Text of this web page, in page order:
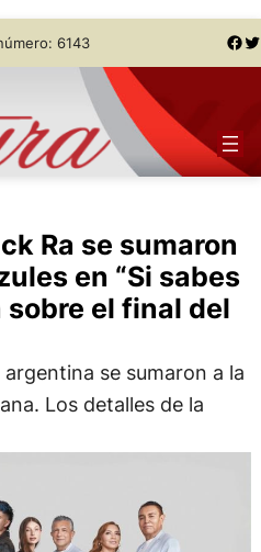
6143 Facebook Twitter
Ra se sumaron
en “Si sabes
sobre el final del
se sumaron a la
Los detalles de la